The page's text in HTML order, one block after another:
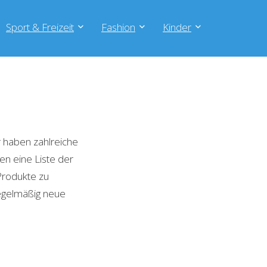
Sport & Freizeit Fashion Kinder
zahlreiche
eine Liste der
zu
neue